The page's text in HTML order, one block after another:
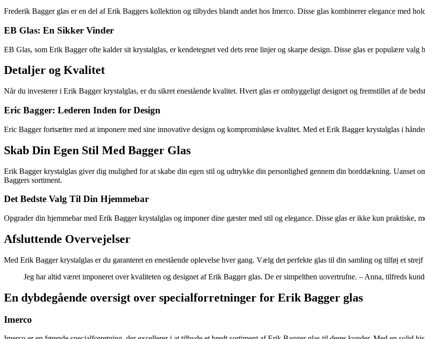
Frederik Bagger glas er en del af Erik Baggers kollektion og tilbydes blandt andet hos Imerco. Disse glas kombinerer elegance med
EB Glas: En Sikker Vinder
EB Glas, som Erik Bagger ofte kalder sit krystalglas, er kendetegnet ved dets rene linjer og skarpe design. Disse glas er populære valg
Detaljer og Kvalitet
Når du investerer i Erik Bagger krystalglas, er du sikret enestående kvalitet. Hvert glas er omhyggeligt designet og fremstillet af de
Eric Bagger: Lederen Inden for Design
Eric Bagger fortsætter med at imponere med sine innovative designs og kompromisløse kvalitet. Med et Erik Bagger krystalglas i
Skab Din Egen Stil Med Bagger Glas
Erik Bagger krystalglas giver dig mulighed for at skabe din egen stil og udtrykke din personlighed gennem din borddækning. Uanset
Baggers sortiment.
Det Bedste Valg Til Din Hjemmebar
Opgrader din hjemmebar med Erik Bagger krystalglas og imponer dine gæster med stil og elegance. Disse glas er ikke kun praktiske,
Afsluttende Overvejelser
Med Erik Bagger krystalglas er du garanteret en enestående oplevelse hver gang. Vælg det perfekte glas til din samling og tilføj et
Jeg har altid været imponeret over kvaliteten og designet af Erik Bagger glas. De er simpelthen uovertrufne. – Anna, tilfreds
En dybdegående oversigt over specialforretninger for Erik Bagger glas
Imerco